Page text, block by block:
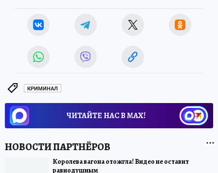
КРИМИНАЛ
ЧИТАЙТЕ НАС В МАХ!
Королева вагона отожгла! Видео не оставит
равнодушным